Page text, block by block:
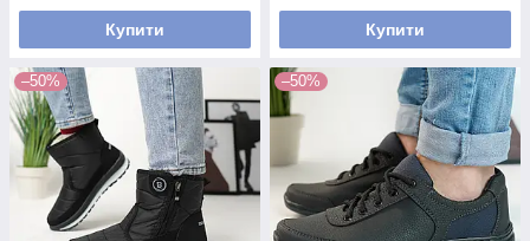
Купити Купити
–50% –50%